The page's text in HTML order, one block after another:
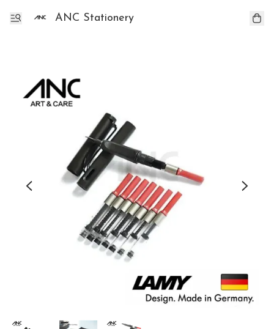
ANC Stationery